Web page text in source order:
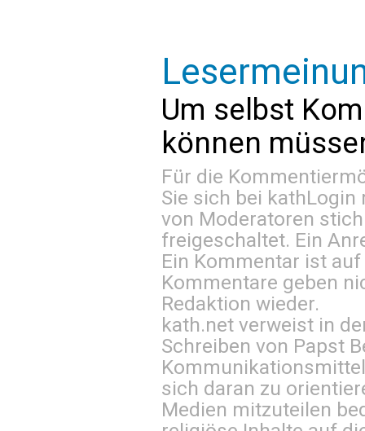
Um selbst
können
Für die
Sie sich bei kathLogin
von Moderatoren
freigeschaltet. Ein
Ein Kommentar ist
Kommentare geben
Redaktion wieder.
kath.net verweist in
Schreiben von Papst
sich daran zu
Medien mitzuteilen